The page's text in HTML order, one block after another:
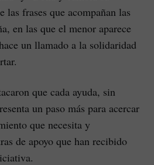
las frases que acompañan las
en las que el menor aparece
un llamado a la solidaridad
que cada ayuda, sin
un paso más para acercar
que necesita y
de apoyo que han recibido